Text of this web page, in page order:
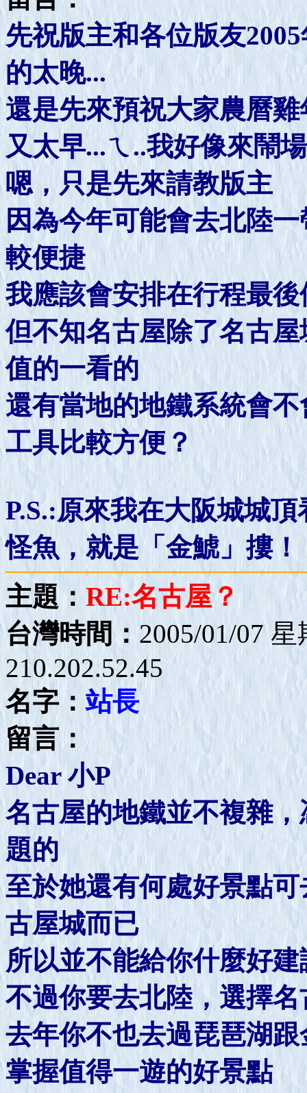
先祝版主和各位版友
的太晚...
還是先來預祝大家農曆
又太早...ㄟ..我好像來鬧
嗯，只是先來請教版主
因為今年可能會去北陸
較便捷
我應該會安排在行程最
但不知名古屋除了名古
值的一看的
還有當地的地鐵系統會
工具比較方便？
P.S.:原來我在大阪城城
怪魚，就是「金鯱」摟！
主題： RE:名古屋？
台灣時間： 2005/01/07
210.202.52.45
名字：站長
留言：
Dear 小P
名古屋的地鐵並不複雜
題的
至於她還有何處好景點
古屋城而已
所以並不能給你什麼好建
不過你要去北陸，選擇
去年你不也去過琵琶湖
掌握值得一遊的好景點